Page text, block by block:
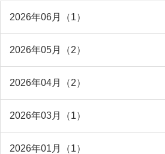
2026年06月（1）
2026年05月（2）
2026年04月（2）
2026年03月（1）
2026年01月（1）